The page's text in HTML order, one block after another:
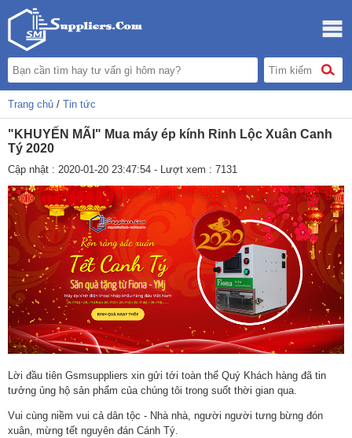
Trang chủ / Tin tức
"KHUYẾN MÃI" Mua máy ép kính Rinh Lộc Xuân Canh
Tý 2020
Cập nhật : 2020-01-20 23:47:54 - Lượt xem : 7131
Lời đầu tiên Gsmsuppliers xin gửi tới toàn thể Quý Khách hàng đã tin
tưởng ủng hộ sản phẩm của chúng tôi trong suốt thời gian qua.
Vui cùng niềm vui cả dân tộc - Nhà nhà, người người tưng bừng đón
xuân, mừng tết nguyên đán Cánh Tý.